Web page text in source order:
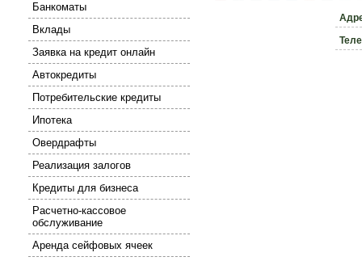
Банкоматы
Вклады
Заявка на кредит онлайн
Автокредиты
Потребительские кредиты
Ипотека
Овердрафты
Реализация залогов
Кредиты для бизнеса
Расчетно-кассовое
обслуживание
Аренда сейфовых ячеек